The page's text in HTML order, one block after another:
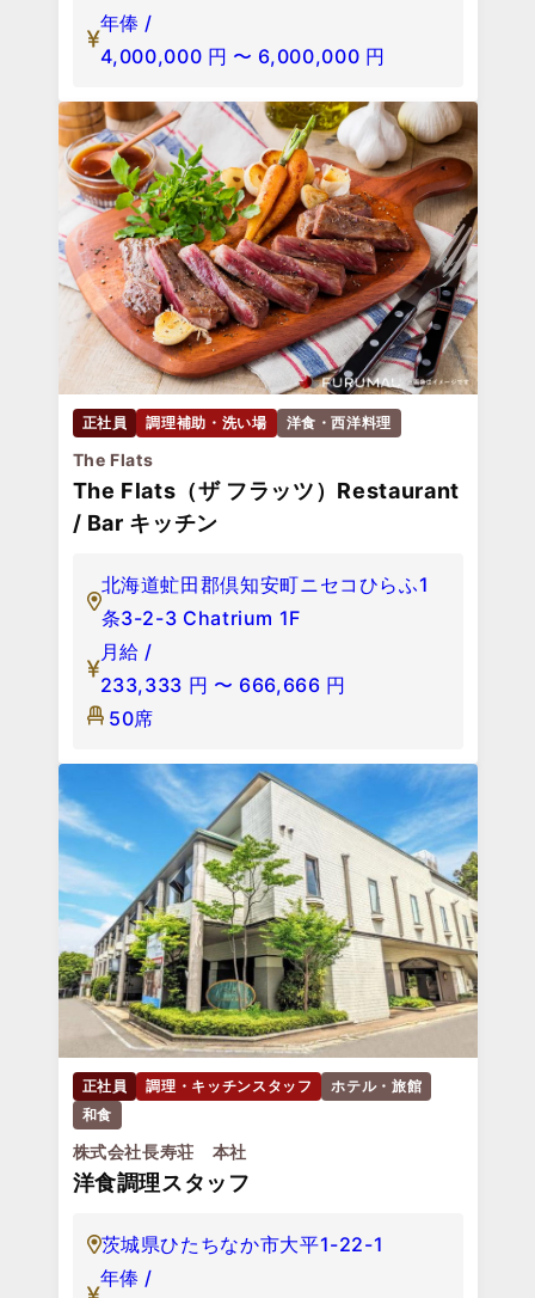
年俸 /
4,000,000 円 〜 6,000,000 円
正社員 調理補助・洗い場 洋食・西洋料理
The Flats
The Flats（ザ フラッツ）Restaurant
/ Bar キッチン
北海道虻田郡倶知安町ニセコひらふ1
条3-2-3 Chatrium 1F
月給 /
233,333 円 〜 666,666 円
50席
正社員 調理・キッチンスタッフ
ホテル・旅館
和食
株式会社長寿荘 本社
洋食調理スタッフ
茨城県ひたちなか市大平1-22-1
年俸 /